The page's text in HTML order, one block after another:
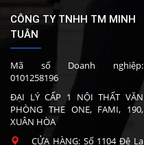
CÔNG TY TNHH TM MINH
TUÂN
Mã số Doanh nghiệp:
0101258196
ĐẠI LÝ CẤP 1 NỘI THẤT VĂN
PHÒNG THE ONE, FAMI, 190,
XUÂN HÒA
CỬA HÀNG: Số 1104 Đê La